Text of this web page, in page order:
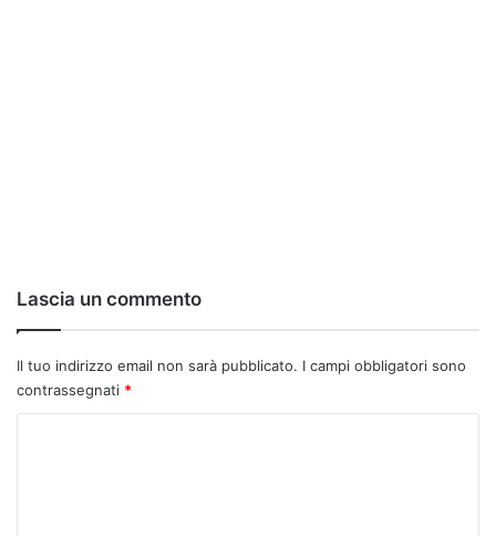
Lascia un commento
Il tuo indirizzo email non sarà pubblicato. I campi obbligatori sono
contrassegnati *